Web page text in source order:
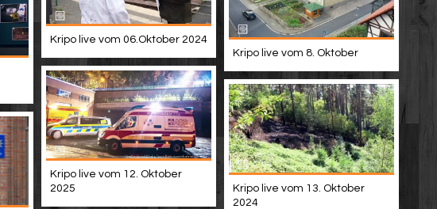
Kripo live vom 06.Oktober 2024
Kripo live vom 8. Oktober
Kripo live vom 12. Oktober
2025
Kripo live vom 13. Oktober
2024